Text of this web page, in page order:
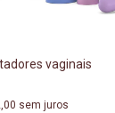
vaginais
sem juros